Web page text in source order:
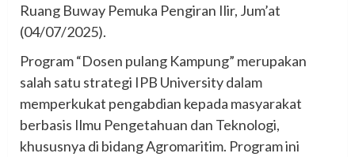
Ruang Buway Pemuka Pengiran Ilir, Jum’at
(04/07/2025).
Program “Dosen pulang Kampung” merupakan
salah satu strategi IPB University dalam
memperkukat pengabdian kepada masyarakat
berbasis Ilmu Pengetahuan dan Teknologi,
khususnya di bidang Agromaritim. Program ini